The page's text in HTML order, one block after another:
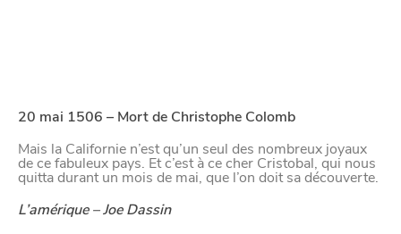
20 mai 1506 – Mort de Christophe Colomb
Mais la Californie n’est qu’un seul des nombreux joyaux
de ce fabuleux pays. Et c’est à ce cher Cristobal, qui nous
quitta durant un mois de mai, que l’on doit sa découverte.
L’amérique – Joe Dassin